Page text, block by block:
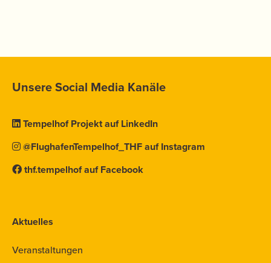
Unsere Social Media Kanäle
Tempelhof Projekt auf LinkedIn
@FlughafenTempelhof_THF auf Instagram
thf.tempelhof auf Facebook
Aktuelles
Veranstaltungen